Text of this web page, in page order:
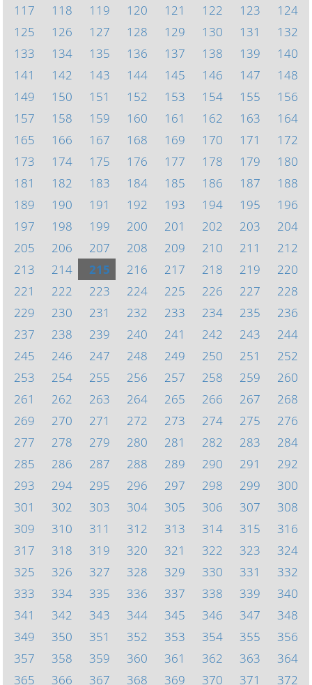
117
118 119 120 121 122 123
124
125
126 127 128 129 130 131
132
133
134 135 136 137 138 139
140
141
142 143 144 145 146 147
148
149
150 151 152 153 154 155
156
157
158 159 160 161 162 163
164
165
166 167 168 169 170 171
172
173
174 175 176 177 178 179
180
181
182 183 184 185 186 187
188
189
190 191 192 193 194 195
196
197
198 199 200 201 202 203
204
205
206 207 208 209 210 211
212
213
214 215 216 217 218 219
220
221
222 223 224 225 226 227
228
229
230 231 232 233 234 235
236
237
238 239 240 241 242 243
244
245
246 247 248 249 250 251
252
253
254 255 256 257 258 259
260
261
262 263 264 265 266 267
268
269
270 271 272 273 274 275
276
277
278 279 280 281 282 283
284
285
286 287 288 289 290 291
292
293
294 295 296 297 298 299
300
301
302 303 304 305 306 307
308
309
310 311 312 313 314 315
316
317
318 319 320 321 322 323
324
325
326 327 328 329 330 331
332
333
334 335 336 337 338 339
340
341
342 343 344 345 346 347
348
349
350 351 352 353 354 355
356
357
358 359 360 361 362 363
364
365
366 367 368 369 370 371 372